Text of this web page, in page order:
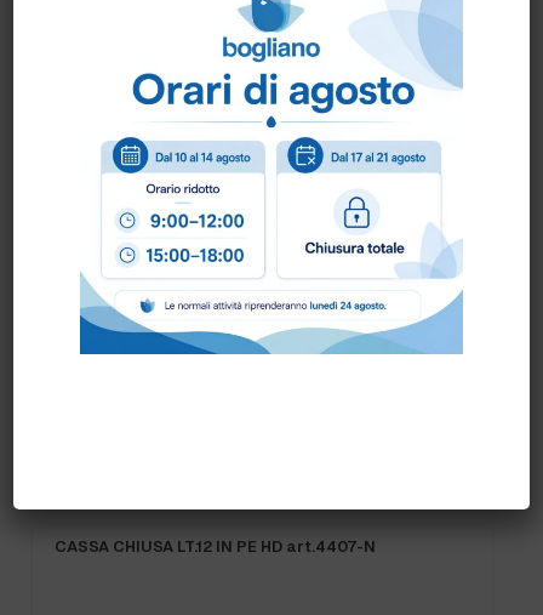
Come ordinare?
Puoi ordinare chiamando al 0172 478161oppure
scrivendo una mail a info@bogliano.it.
Per ogni informazione siamo a disposizione.
COLORE:BLU,GENERICA ROSSO
CASSA CHIUSA LT.12 IN PE HD art.4407-N